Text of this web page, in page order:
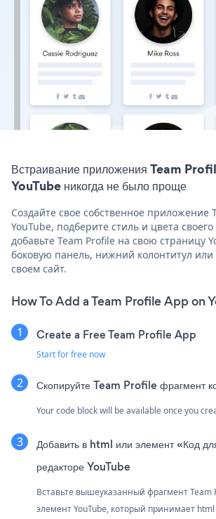
Встраивание приложения Team
YouTube никогда не было проще
Создайте свое собственное приложение
YouTube, подберите стиль и цвета
добавьте Team Profile на свою страницу
боковую панель, нижний колонтитул или
своем сайт.
How To Add a Team Profile App on
Create a Free Team Profile App
Start for free now
Скопируйте Team Profile фрагмент
Your code block will be available once you
Добавить в html или элемент «Код
редакторе YouTube
Вставьте вышеуказанный фрагмент Team
элемент YouTube, который принимает